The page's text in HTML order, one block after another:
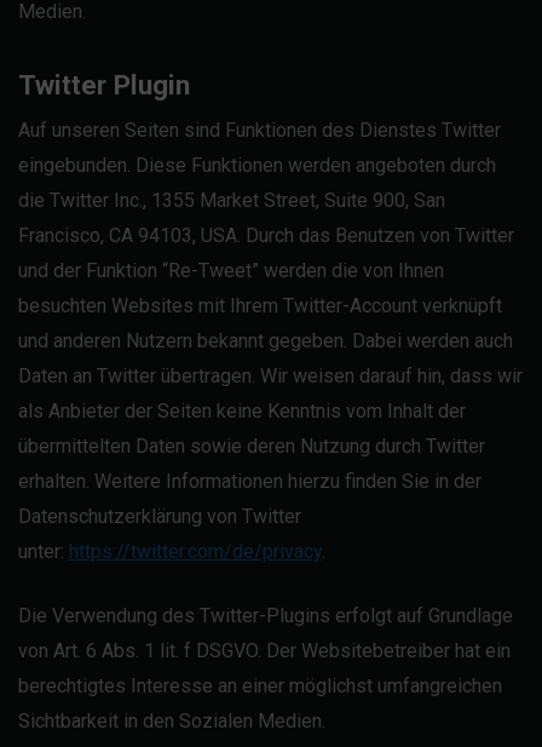
Medien.
Twitter Plugin
Auf unseren Seiten sind Funktionen des Dienstes Twitter
eingebunden. Diese Funktionen werden angeboten durch
die Twitter Inc., 1355 Market Street, Suite 900, San
Francisco, CA 94103, USA. Durch das Benutzen von Twitter
und der Funktion “Re-Tweet” werden die von Ihnen
besuchten Websites mit Ihrem Twitter-Account verknüpft
und anderen Nutzern bekannt gegeben. Dabei werden auch
Daten an Twitter übertragen. Wir weisen darauf hin, dass wir
als Anbieter der Seiten keine Kenntnis vom Inhalt der
übermittelten Daten sowie deren Nutzung durch Twitter
erhalten. Weitere Informationen hierzu finden Sie in der
Datenschutzerklärung von Twitter
unter: https://twitter.com/de/privacy.
Die Verwendung des Twitter-Plugins erfolgt auf Grundlage
von Art. 6 Abs. 1 lit. f DSGVO. Der Websitebetreiber hat ein
berechtigtes Interesse an einer möglichst umfangreichen
Sichtbarkeit in den Sozialen Medien.